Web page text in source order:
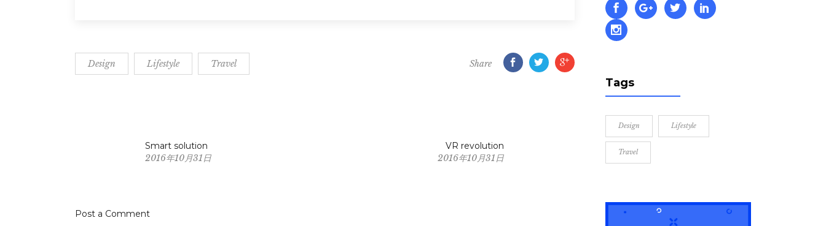
Design Lifestyle Travel Share
Smart solution
2016年10月31日
VR revolution
2016年10月31日
Post a Comment
Tags
Design Lifestyle
Travel